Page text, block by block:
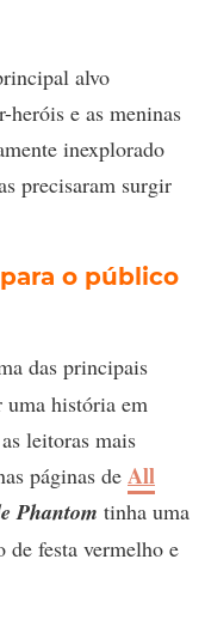
alvo
heróis e as meninas
inexplorado
precisaram surgir
o público
das principais
história em
leitoras mais
páginas de All
Phantom tinha uma
de festa vermelho e